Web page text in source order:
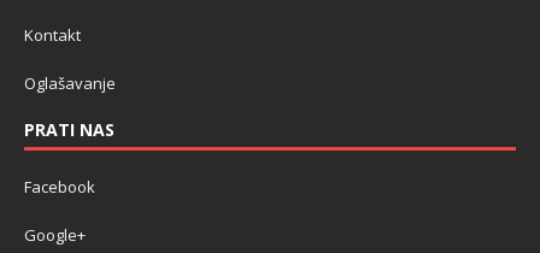
Kontakt
Oglašavanje
PRATI NAS
Facebook
Google+